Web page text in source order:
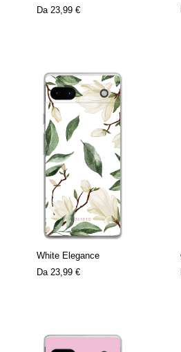
Da 23,99 €
White Elegance
Da 23,99 €